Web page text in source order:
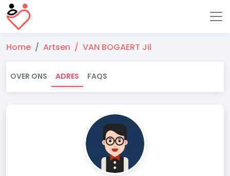
Home Artsen VAN BOGAERT Jil
OVER ONS ADRES FAQS